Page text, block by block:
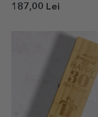
187,00 Lei